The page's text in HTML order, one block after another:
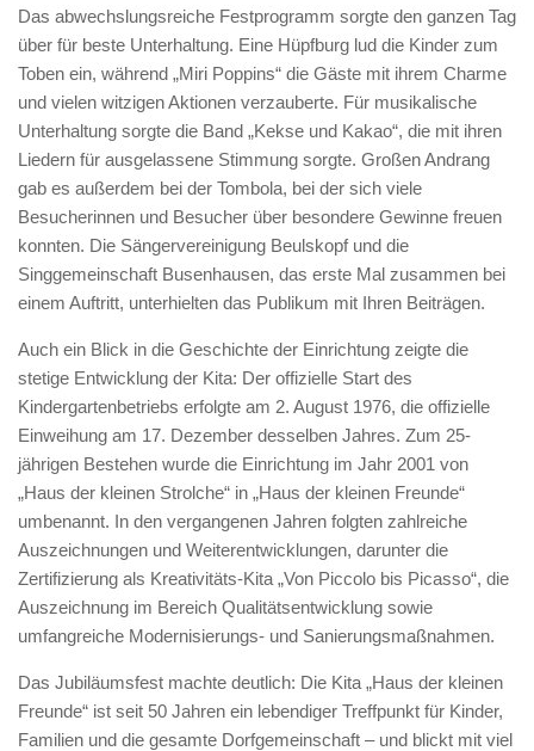
Das abwechslungsreiche Festprogramm sorgte den ganzen Tag
über für beste Unterhaltung. Eine Hüpfburg lud die Kinder zum
Toben ein, während „Miri Poppins“ die Gäste mit ihrem Charme
und vielen witzigen Aktionen verzauberte. Für musikalische
Unterhaltung sorgte die Band „Kekse und Kakao“, die mit ihren
Liedern für ausgelassene Stimmung sorgte. Großen Andrang
gab es außerdem bei der Tombola, bei der sich viele
Besucherinnen und Besucher über besondere Gewinne freuen
konnten. Die Sängervereinigung Beulskopf und die
Singgemeinschaft Busenhausen, das erste Mal zusammen bei
einem Auftritt, unterhielten das Publikum mit Ihren Beiträgen.
Auch ein Blick in die Geschichte der Einrichtung zeigte die
stetige Entwicklung der Kita: Der offizielle Start des
Kindergartenbetriebs erfolgte am 2. August 1976, die offizielle
Einweihung am 17. Dezember desselben Jahres. Zum 25-
jährigen Bestehen wurde die Einrichtung im Jahr 2001 von
„Haus der kleinen Strolche“ in „Haus der kleinen Freunde“
umbenannt. In den vergangenen Jahren folgten zahlreiche
Auszeichnungen und Weiterentwicklungen, darunter die
Zertifizierung als Kreativitäts-Kita „Von Piccolo bis Picasso“, die
Auszeichnung im Bereich Qualitätsentwicklung sowie
umfangreiche Modernisierungs- und Sanierungsmaßnahmen.
Das Jubiläumsfest machte deutlich: Die Kita „Haus der kleinen
Freunde“ ist seit 50 Jahren ein lebendiger Treffpunkt für Kinder,
Familien und die gesamte Dorfgemeinschaft – und blickt mit viel